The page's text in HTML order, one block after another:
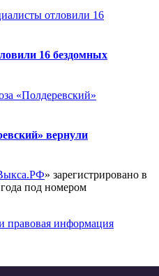
16 бездомных
вернули
» зарегистрировано в
под номером
правовая информация